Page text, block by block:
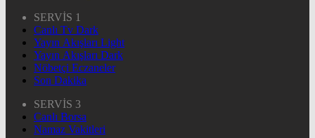
SERVİS 1
Canlı Tv Dark
Yayın Akışları Light
Yayın Akışları Dark
Nöbetçi Eczaneler
Son Dakika
SERVİS 3
Canlı Borsa
Namaz Vakitleri